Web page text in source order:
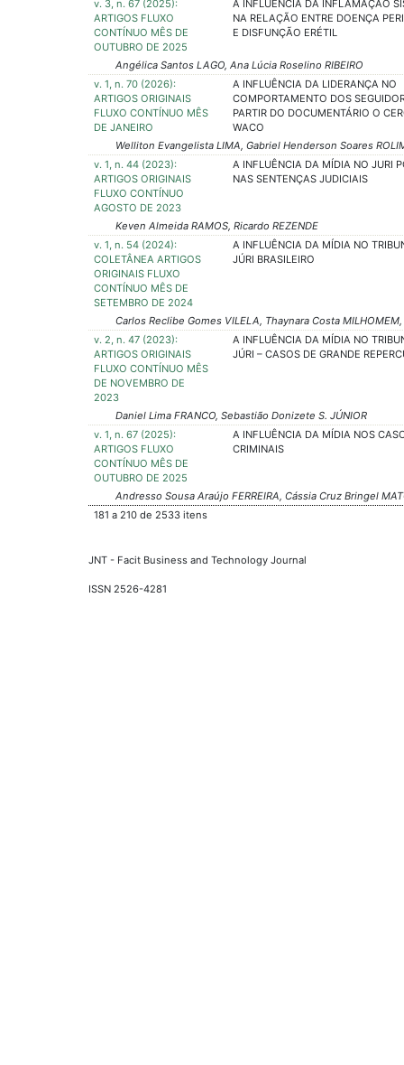
v. 3, n. 67 (2025):
ARTIGOS FLUXO
CONTÍNUO MÊS DE
OUTUBRO DE 2025
A INFLUÊNCIA DA INFLAMAÇÃO
NA RELAÇÃO ENTRE DOENÇA
E DISFUNÇÃO ERÉTIL
Angélica Santos LAGO, Ana Lúcia Roselino RIBEIRO
v. 1, n. 70 (2026):
ARTIGOS ORIGINAIS
FLUXO CONTÍNUO MÊS
DE JANEIRO
A INFLUÊNCIA DA LIDERANÇA NO
COMPORTAMENTO DOS
PARTIR DO DOCUMENTÁRIO O
WACO
Welliton Evangelista LIMA, Gabriel Henderson Soares
v. 1, n. 44 (2023):
ARTIGOS ORIGINAIS
FLUXO CONTÍNUO
AGOSTO DE 2023
A INFLUÊNCIA DA MÍDIA NO JURI
NAS SENTENÇAS JUDICIAIS
Keven Almeida RAMOS, Ricardo REZENDE
v. 1, n. 54 (2024):
COLETÂNEA ARTIGOS
ORIGINAIS FLUXO
CONTÍNUO MÊS DE
SETEMBRO DE 2024
A INFLUÊNCIA DA MÍDIA NO
JÚRI BRASILEIRO
Carlos Reclibe Gomes VILELA, Thaynara Costa
v. 2, n. 47 (2023):
ARTIGOS ORIGINAIS
FLUXO CONTÍNUO MÊS
DE NOVEMBRO DE
2023
A INFLUÊNCIA DA MÍDIA NO
JÚRI – CASOS DE GRANDE
Daniel Lima FRANCO, Sebastião Donizete S. JÚNIOR
v. 1, n. 67 (2025):
ARTIGOS FLUXO
CONTÍNUO MÊS DE
OUTUBRO DE 2025
A INFLUÊNCIA DA MÍDIA NOS
CRIMINAIS
Andresso Sousa Araújo FERREIRA, Cássia Cruz Bringel
181 a 210 de 2533 itens
JNT - Facit Business and Technology Journal
ISSN 2526-4281